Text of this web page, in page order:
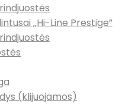
„Hi-Line Prestige”
(klijuojamos)